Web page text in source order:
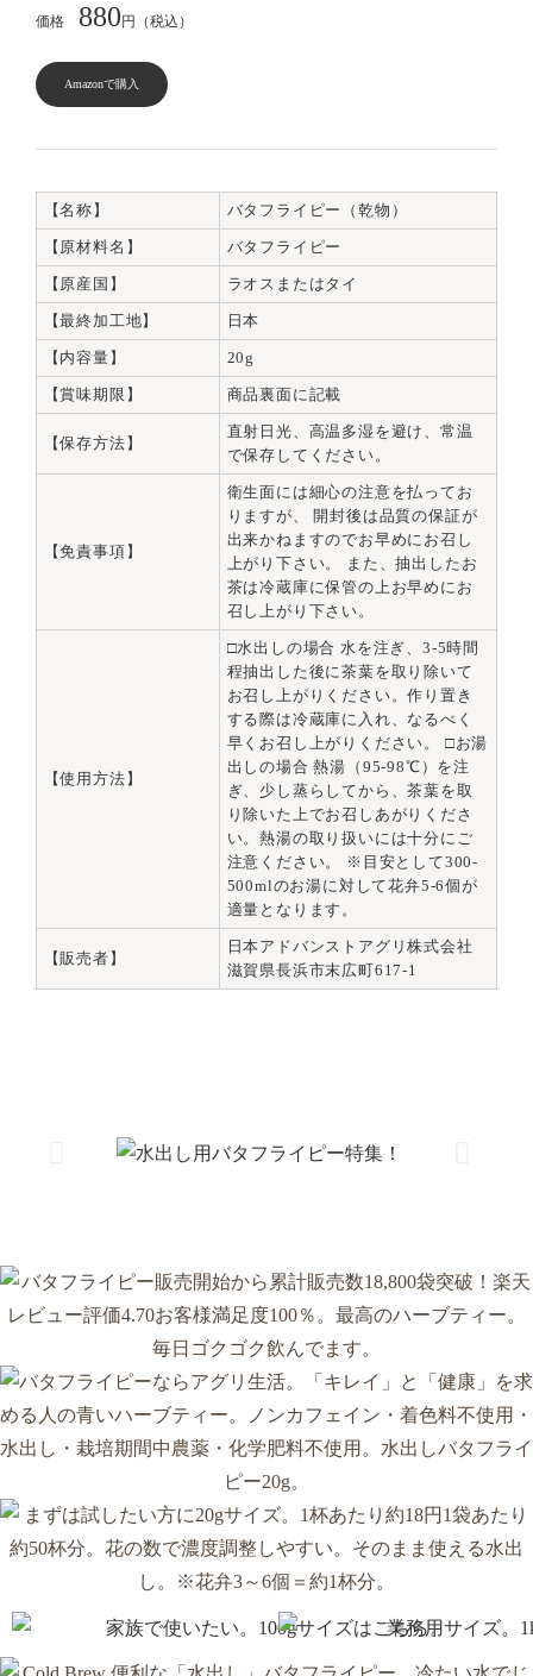
価格 880 円（税込）
Amazonで購入
【名称】 バタフライピー（乾物）
【原材料名】 バタフライピー
【原産国】 ラオスまたはタイ
【最終加工地】 日本
【内容量】 20g
【賞味期限】 商品裏面に記載
【保存方法】
直射日光、高温多湿を避け、常温
で保存してください。
【免責事項】
衛生面には細心の注意を払ってお
りますが、 開封後は品質の保証が
出来かねますのでお早めにお召し
上がり下さい。 また、抽出したお
茶は冷蔵庫に保管の上お早めにお
召し上がり下さい。
【使用方法】
□水出しの場合 水を注ぎ、3-5時間
程抽出した後に茶葉を取り除いて
お召し上がりください。作り置き
する際は冷蔵庫に入れ、なるべく
早くお召し上がりください。 □お湯
出しの場合 熱湯（95-98℃）を注
ぎ、少し蒸らしてから、茶葉を取
り除いた上でお召しあがりくださ
い。熱湯の取り扱いには十分にご
注意ください。 ※目安として300-
500mlのお湯に対して花弁5-6個が
適量となります。
【販売者】
日本アドバンストアグリ株式会社
滋賀県長浜市末広町617-1